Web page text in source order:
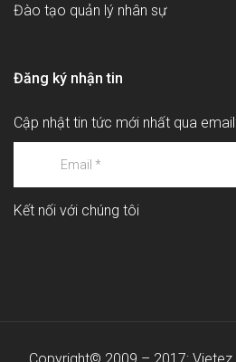
Đào tạo quản lý nhân sự
Đăng ký nhận tin
Cập nhật tin tức mới nhất qua
Kết nối với chúng tôi
Copyright© 2009 – 2017: